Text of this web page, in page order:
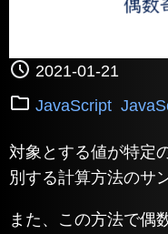
2021-01-21
JavaScript
対象とする値が特定
別する計算方法のサ
また、この方法で偶